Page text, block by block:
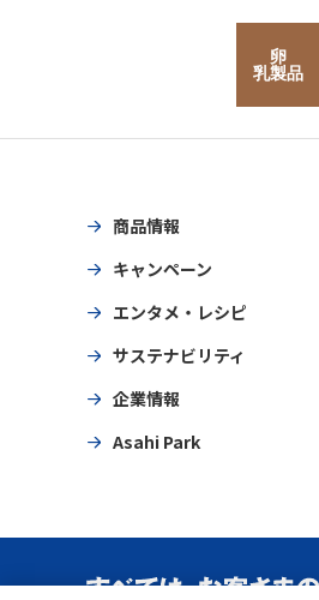
卵
乳製品
商品情報
キャンペーン
エンタメ・レシピ
サステナビリティ
企業情報
Asahi Park